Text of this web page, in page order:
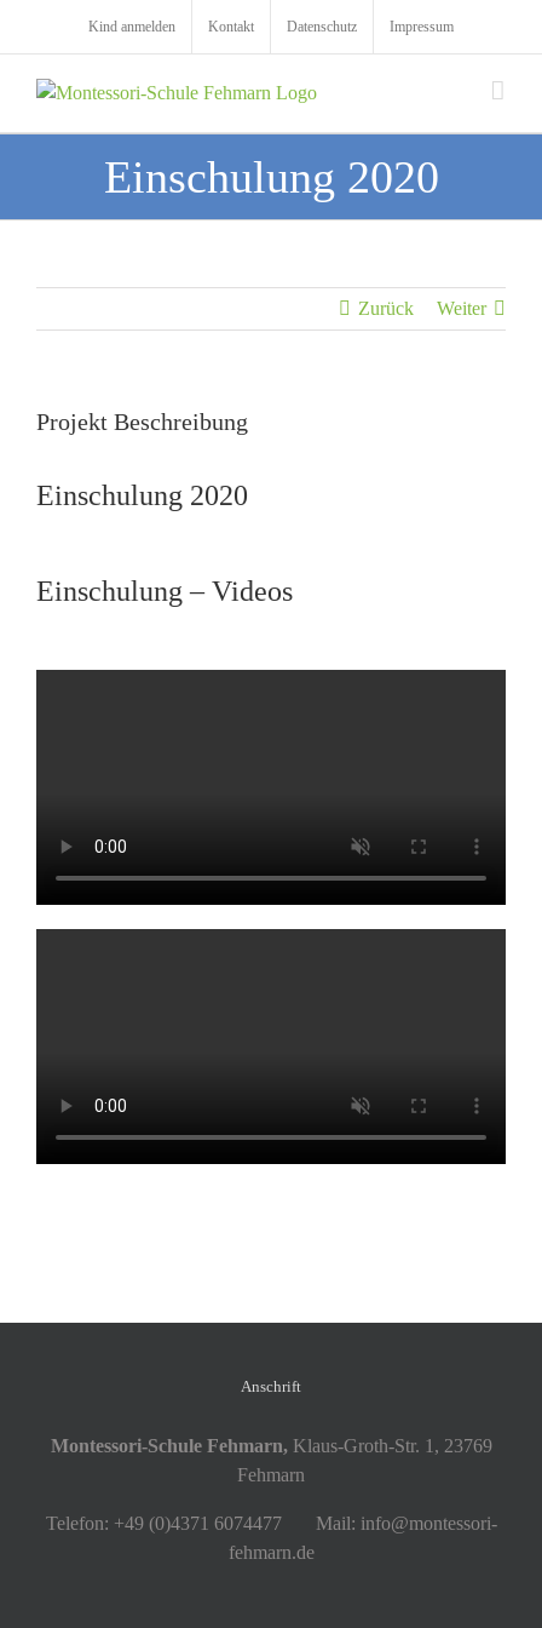
Kind anmelden Kontakt Datenschutz Impressum
Einschulung 2020
Zurück Weiter
Projekt Beschreibung
Einschulung 2020
Einschulung – Videos
Anschrift
Montessori-Schule Fehmarn, Klaus-Groth-Str. 1, 23769
Fehmarn
Telefon: +49 (0)4371 6074477 Mail: info@montessori-
fehmarn.de